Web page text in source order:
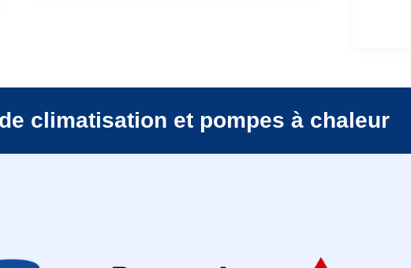
climatisation et pompes à chaleur